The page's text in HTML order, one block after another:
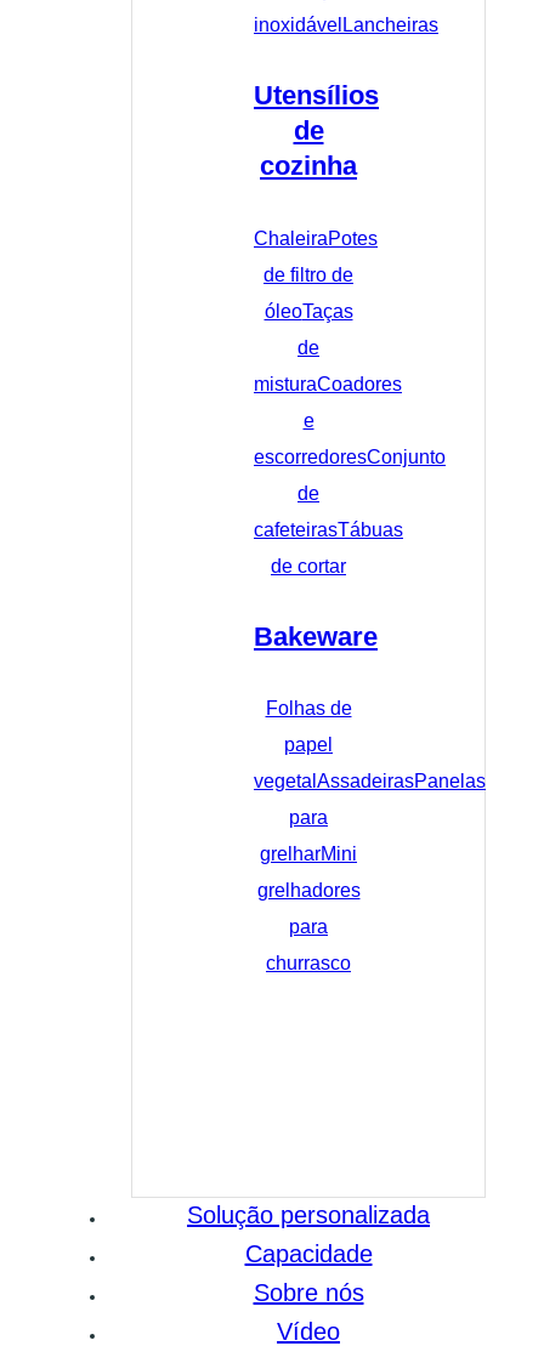
inoxidável Lancheiras
Utensílios
de
cozinha
ChaleiraPotes
de filtro de
óleoTaças
de
misturaCoadores
e
escorredoresConjunto
de
cafeteirasTábuas
de cortar
Bakeware
Folhas de
papel
vegetal AssadeirasPanelas
para
grelharMini
grelhadores
para
churrasco
Solução personalizada
Capacidade
Sobre nós
Vídeo